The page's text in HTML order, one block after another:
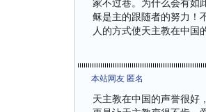
家不过巷。为什么会有如
稣是主的跟随者的努力！
人的方式使天主教在中国
本站网友 匿名
天主教在中国的声誉很好